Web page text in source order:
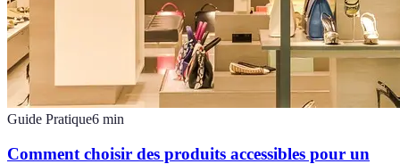
Guide Pratique6 min
Comment choisir des produits accessibles pour un